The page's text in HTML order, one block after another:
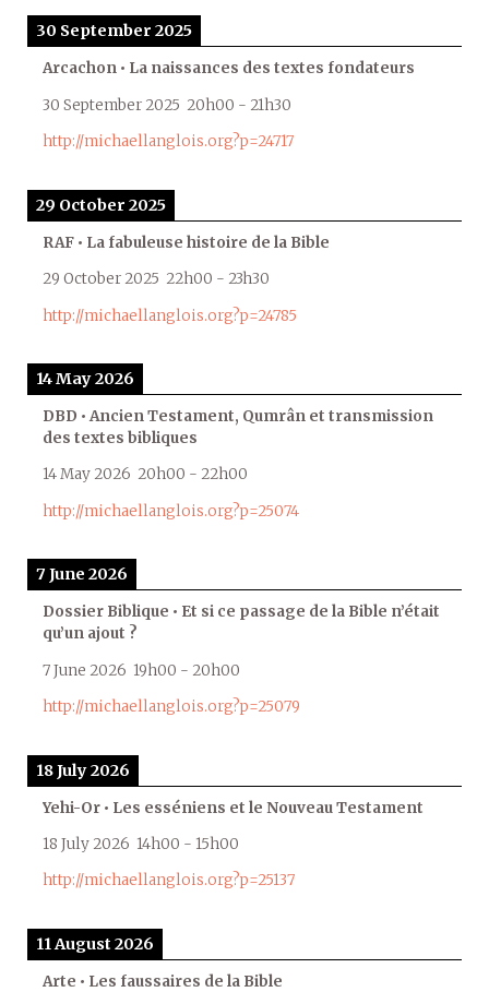
30 September 2025
Arcachon • La naissances des textes fondateurs
30 September 2025 20h00 - 21h30
http://michaellanglois.org?p=24717
29 October 2025
RAF • La fabuleuse histoire de la Bible
29 October 2025 22h00 - 23h30
http://michaellanglois.org?p=24785
14 May 2026
DBD • Ancien Testament, Qumrân et transmission
des textes bibliques
14 May 2026 20h00 - 22h00
http://michaellanglois.org?p=25074
7 June 2026
Dossier Biblique • Et si ce passage de la Bible n’était
qu’un ajout ?
7 June 2026 19h00 - 20h00
http://michaellanglois.org?p=25079
18 July 2026
Yehi-Or • Les esséniens et le Nouveau Testament
18 July 2026 14h00 - 15h00
http://michaellanglois.org?p=25137
11 August 2026
Arte • Les faussaires de la Bible